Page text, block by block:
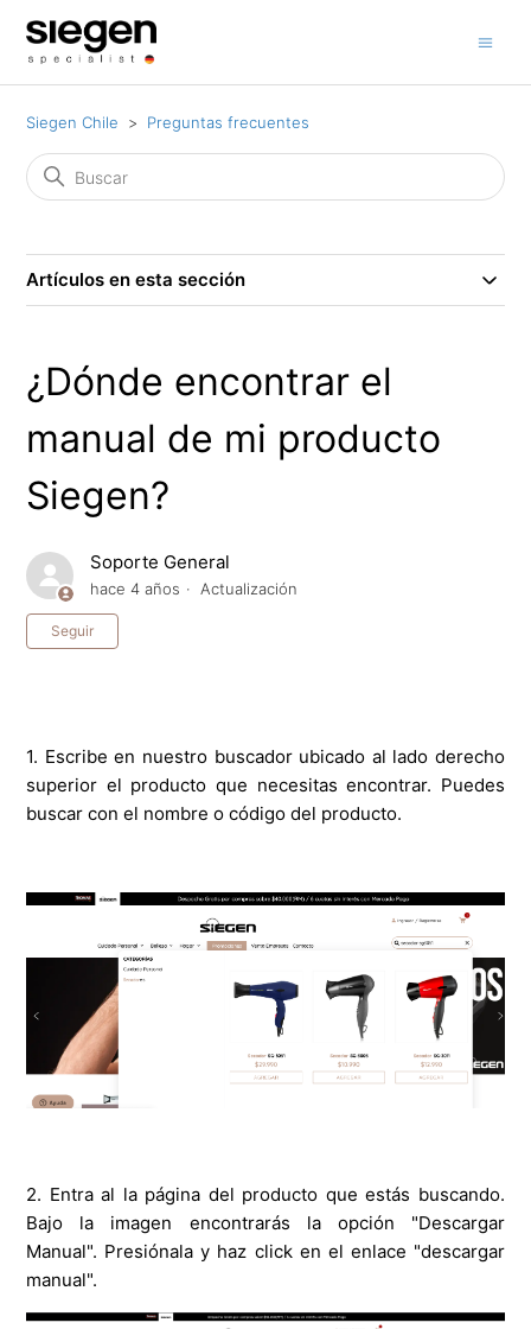
Siegen Chile Preguntas frecuentes
Artículos en esta sección
¿Dónde encontrar el
manual de mi producto
Siegen?
Soporte General
hace 4 años Actualización
Seguir
1. Escribe en nuestro buscador ubicado al lado derecho
superior el producto que necesitas encontrar. Puedes
buscar con el nombre o código del producto.
2. Entra al la página del producto que estás buscando.
Bajo la imagen encontrarás la opción "Descargar
Manual". Presiónala y haz click en el enlace "descargar
manual".